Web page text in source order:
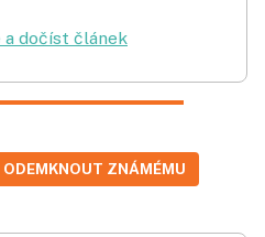
a dočíst článek
ODEMKNOUT ZNÁMÉMU